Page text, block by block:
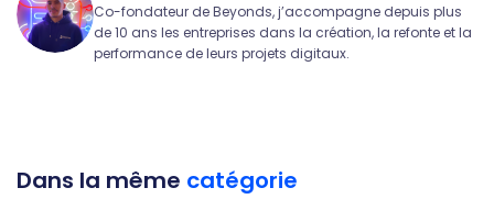
Co-fondateur de Beyonds, j’accompagne depuis plus
de 10 ans les entreprises dans la création, la refonte et la
performance de leurs projets digitaux.
Dans la même catégorie